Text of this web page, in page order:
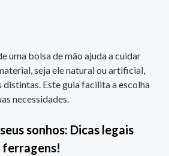
uma bolsa de mão ajuda a cuidar
seja ele natural ou artificial,
Este guia facilita a escolha
necessidades.
sonhos: Dicas legais
ferragens!